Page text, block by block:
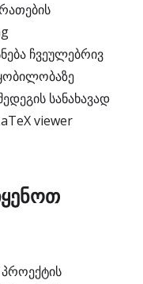
ჩვეულებრივ
სანახავად
viewer
პროექტის